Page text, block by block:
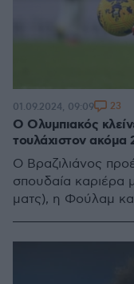
Ο Ολυμπιακός
τουλάχιστον ακόμα
Ο Βραζιλιάνος
σπουδαία καριέρα
ματς), η Φούλαμ
01.09.2024, 09:09 23